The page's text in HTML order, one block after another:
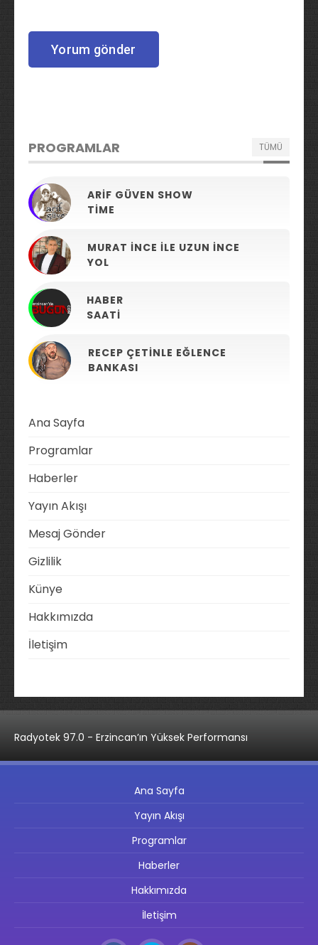
PROGRAMLAR TÜMÜ
ARIF GÜVEN SHOW
TIME
MURAT İNCE ILE UZUN İNCE
YOL
HABER
SAATI
RECEP ÇETINLE EĞLENCE
BANKASI
Ana Sayfa
Programlar
Haberler
Yayın Akışı
Mesaj Gönder
Gizlilik
Künye
Hakkımızda
İletişim
Radyotek 97.0 - Erzincan’ın Yüksek Performansı
Ana Sayfa
Yayın Akışı
Programlar
Haberler
Hakkımızda
İletişim